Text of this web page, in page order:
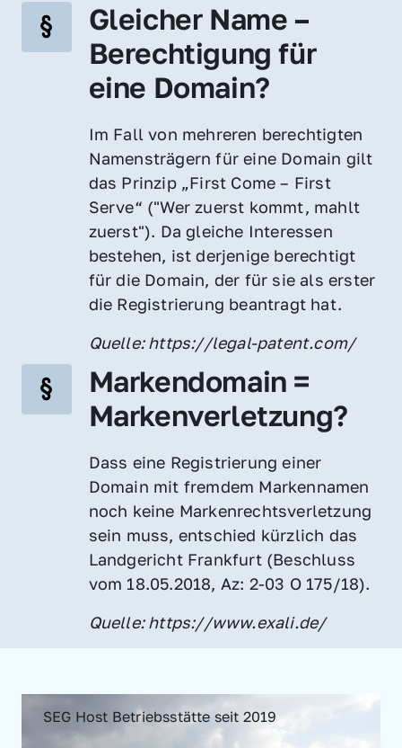
Gleicher Name –
Berechtigung für
eine Domain?
Im Fall von mehreren berechtigten
Namensträgern für eine Domain gilt
das Prinzip „First Come – First
Serve“ ("Wer zuerst kommt, mahlt
zuerst"). Da gleiche Interessen
bestehen, ist derjenige berechtigt
für die Domain, der für sie als erster
die Registrierung beantragt hat.
Quelle: https://legal-patent.com/
Markendomain =
Markenverletzung?
Dass eine Registrierung einer
Domain mit fremdem Markennamen
noch keine Markenrechtsverletzung
sein muss, entschied kürzlich das
Landgericht Frankfurt (Beschluss
vom 18.05.2018, Az: 2-03 O 175/18).
Quelle: https://www.exali.de/
SEG Host Betriebsstätte seit 2019